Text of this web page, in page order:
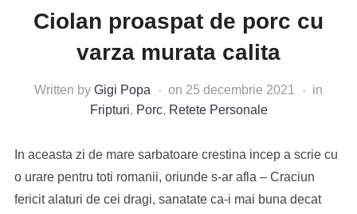
Ciolan proaspat de porc cu
varza murata calita
Written by Gigi Popa on 25 decembrie 2021
in
Fripturi, Porc, Retete Personale
In aceasta zi de mare sarbatoare crestina incep a scrie cu
o urare pentru toti romanii, oriunde s-ar afla – Craciun
fericit alaturi de cei dragi, sanatate ca-i mai buna decat